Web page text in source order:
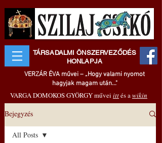
TÁRSADALMI ÖNSZERVEZŐDÉS
HONLAPJA
VERZÁR ÉVA művei – „Hogy valami nyomot
hagyjak magam után..."
VARGA DOMOKOS GYÖRGY művei ittés awikin
Bejegyzés
All Posts